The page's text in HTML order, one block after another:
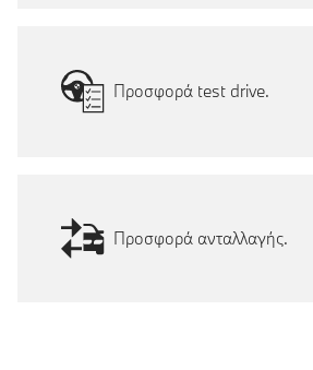
Προσφορά test drive.
Προσφορά ανταλλαγής.